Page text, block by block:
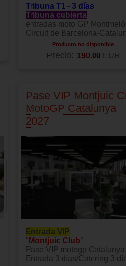
Tribuna T1 - 3 días
Tribuna cubierta
entradas moto GP Montmeló
Circuit de Barcelona-
Producto no disponible
Precio: 190.00 EUR
Pase VIP Montjuic
MotoGP Catalunya
2027
Entrada VIP
" Montjuic Club"
Pase VIP motogp Catalunya
Entrada 3 días/Catering 3